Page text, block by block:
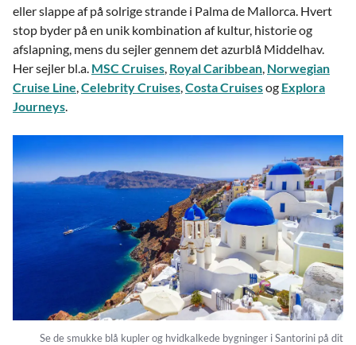
eller slappe af på solrige strande i Palma de Mallorca. Hvert
stop byder på en unik kombination af kultur, historie og
afslapning, mens du sejler gennem det azurblå Middelhav.
Her sejler bl.a. MSC Cruises, Royal Caribbean, Norwegian
Cruise Line,Celebrity Cruises,Costa Cruisesog Explora
Journeys.
Se de smukke blå kupler og hvidkalkede bygninger i Santorini på dit